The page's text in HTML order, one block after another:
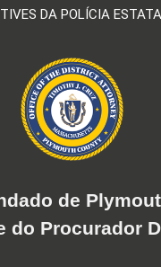
DA POLÍCIA
de
do Procurador